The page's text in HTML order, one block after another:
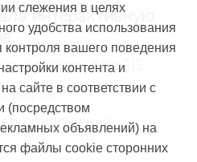
интерактивную
карта #ArcGIS
приложение
слежения в целях
удобства использования
контроля вашего поведения
контента и
сайте в соответствии с
(посредством
объявлений) на
файлы cookie сторонних